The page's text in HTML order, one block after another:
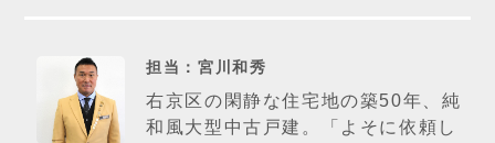
担当：宮川和秀
右京区の閑静な住宅地の築50年、純
和風大型中古戸建。「よそに依頼し